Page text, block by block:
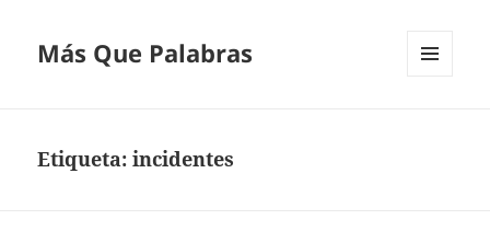
Más Que Palabras
Etiqueta:incidentes